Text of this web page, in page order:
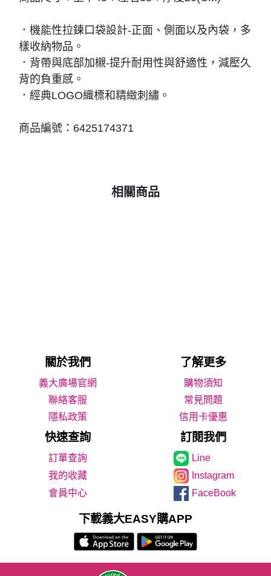
．機能性拉鍊口袋設計-正面、側面以及內袋，多
樣收納物品。
．背帶與底部加櫬-提升耐用性與舒適性，減壓久
背的負重感。
．經典LOGO織標和精緻刺繡。
商品編號：6425174371
相關商品
關於我們 了解更多
義大廣場官網
購物須知
聯絡客服
常見問題
隱私政策
信用卡優惠
快速查詢 訂閱我們
Line
我的收藏
Instagram
會員中心
FaceBook
下載義大EASY購APP